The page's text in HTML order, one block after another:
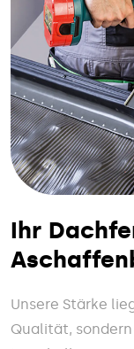
Ihr
Unsere Stärke
Qualität,